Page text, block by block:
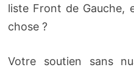
liste Front de Gauche,
chose ?
Votre soutien sans